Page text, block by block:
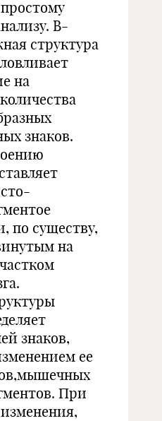
В-
структура
на
знаков.
по существу,
на
знаков,
ее
При